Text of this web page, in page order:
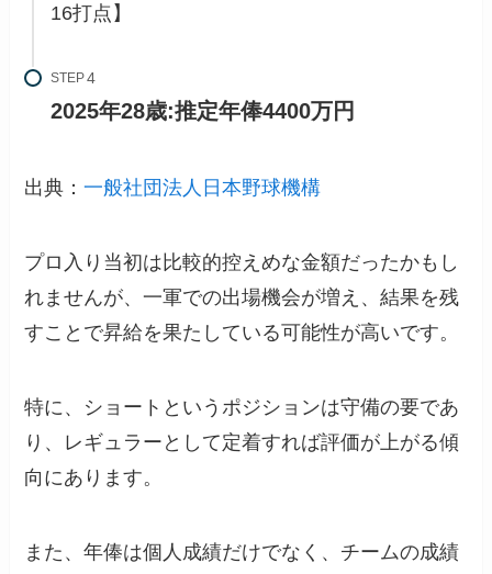
16打点】
STEP
2025年28歳:推定年俸4400万円
出典：一般社団法人日本野球機構
プロ入り当初は比較的控えめな金額だったかもし
れませんが、一軍での出場機会が増え、結果を残
すことで昇給を果たしている可能性が高いです。
特に、ショートというポジションは守備の要であ
り、レギュラーとして定着すれば評価が上がる傾
向にあります。
また、年俸は個人成績だけでなく、チームの成績